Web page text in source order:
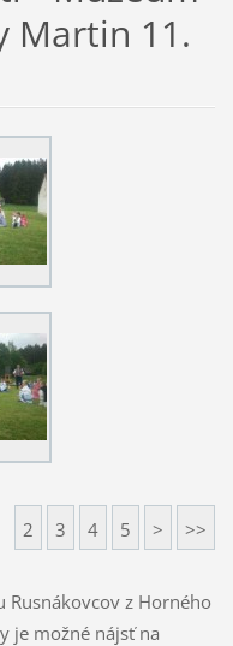
Martin 11.
2 3 4 5 > >>
z Horného
je možné nájsť na